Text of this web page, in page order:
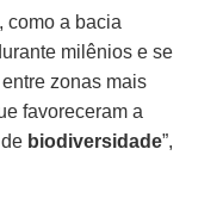
como a bacia
milênios e se
zonas mais
favoreceram a
biodiversidade”,